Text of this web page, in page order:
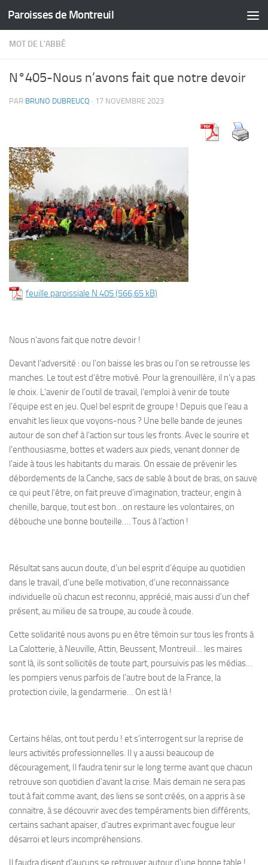
Skip to content
Paroisses de Montreuil
MOT DE L'ABBÉ
N°405-Nous n’avons fait que notre devoir
PAR BRUNO DUBREUCQ · 17 NOVEMBRE 2023
feuille paroissiale N 405
Nous n’avons fait que notre devoir !
Devant l’adversité : ou l’on baisse les bras ou l’on se retrousse les
manches. Le tout est d’être motivé. Pour la grenouillère, il n’y a pas
le choix. L’avenir de l’outil de travail, l’emploi à venir de toute
l’équipe est en jeu. Quel bel esprit de groupe ! Depuis que l’eau a
envahit les lieux que voyons-nous ? Une belle bande de jeunes
autour de son chef à l’action sur tous les fronts. Avec le sourire et
l’enthousiasme, bottes et waders aux pieds, venant donner de
l’aide à tous les habitants du marais. On essaie de prévenir les
débordements de la Canche, sacs de sable à bout de bras, on sauve
ce qui peut l’être, on fait preuve d’imagination, tracteur, engin à
chenille, barque, tout est bon…on restaure les volontaires, on
débouche une bonne bouteille…. Tous à l’action !
Résultat sans aucun doute, d’un bel esprit d’équipe au quotidien
dans le travail, d’une belle motivation, d’une reconnaissance
individuelle où chacun est reconnu, apprécié, mais aussi d’un chef
présent, au milieu de sa troupe, au coude à coude.
Cette solidarité nous avons pu en être témoin sur tous les fronts à
La Calotterie, à Neuville, Attin, Beussent, Montreuil… les maires
sont là, ils sont sollicités de toute part, poursuivis pas les médias…
les pompiers venus parfois de l’autre bout de la France, la
protection civile, la gendarmerie… On est là !
Certains hélas, ont tout perdu ! et s’interrogent sur la reprise de
leurs activités professionnelles. Il y a aussi beaucoup de
découragement, Il faudra tenir sur le long terme avant que chacun
retrouve son quotidien d’avant la crise. Mais demain ne sera pas
tout à fait comme avant, des liens se sont créés, on a appris à se
connaitre, à se découvrir avec des tempéraments bien différents,
certains sachant apaiser, d’autres exprimant avec fougue leur
désarroi et leurs incompréhensions.
Il faudra disent d’aucuns se retrouver autour d’une bonne table !